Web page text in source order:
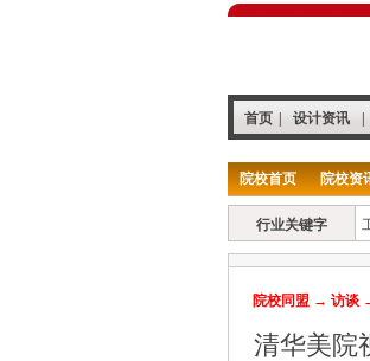
首页 设计资讯
院校首页 院校资
行业关键字
院校同盟 → 访谈
清华美院